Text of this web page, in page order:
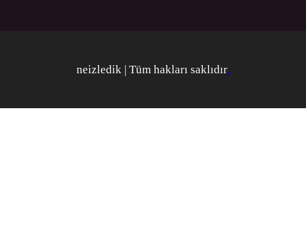
neizledik | Tüm hakları saklıdır.